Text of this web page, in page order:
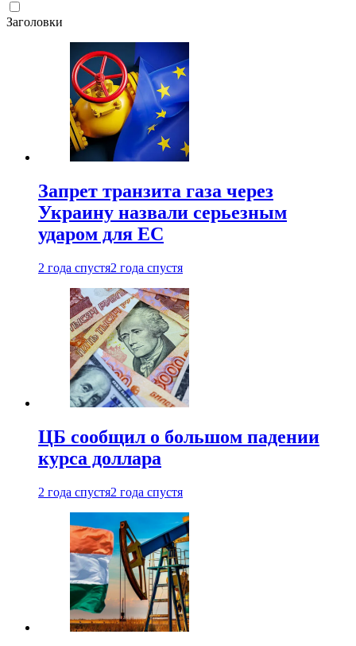
Заголовки
Запрет транзита газа через
Украину назвали серьезным
ударом для ЕС
2 года спустя2 года спустя
ЦБ сообщил о большом падении
курса доллара
2 года спустя2 года спустя